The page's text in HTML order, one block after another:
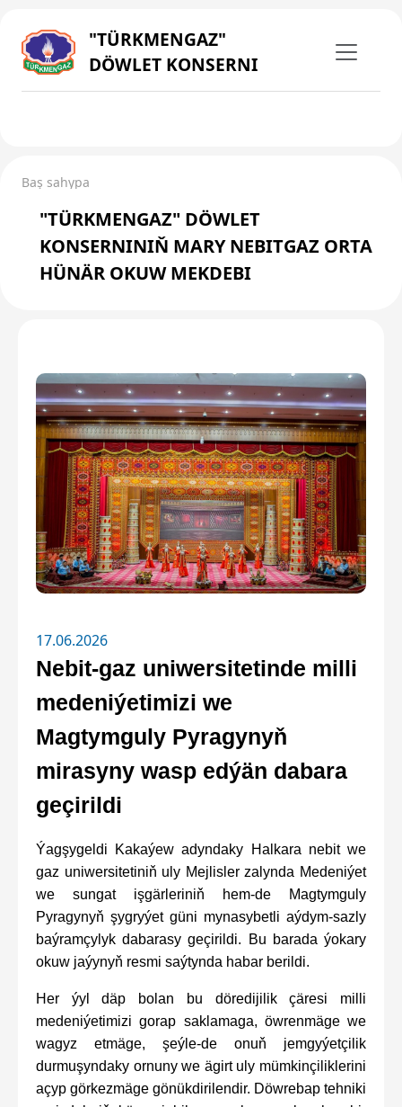
"TÜRKMENGAZ"
DÖWLET KONSERNI
Baş sahypa
"TÜRKMENGAZ" DÖWLET
KONSERNINIŇ MARY NEBITGAZ ORTA
HÜNÄR OKUW MEKDEBI
17.06.2026
Nebit-gaz uniwersitetinde milli
medeniýetimizi we
Magtymguly Pyragynyň
mirasyny wasp edýän dabara
geçirildi
Ýagşygeldi Kakaýew adyndaky Halkara nebit we
gaz uniwersitetiniň uly Mejlisler zalynda Medeniýet
we sungat işgärleriniň hem-de Magtymguly
Pyragynyň şygryýet güni mynasybetli aýdym-sazly
baýramçylyk dabarasy geçirildi. Bu barada ýokary
okuw jaýynyň resmi saýtynda habar berildi.
Her ýyl däp bolan bu döredijilik çäresi milli
medeniýetimizi gorap saklamaga, öwrenmäge we
wagyz etmäge, şeýle-de onuň jemgyýetçilik
durmuşyndaky ornuny we ägirt uly mümkinçiliklerini
açyp görkezmäge gönükdirilendir. Döwrebap tehniki